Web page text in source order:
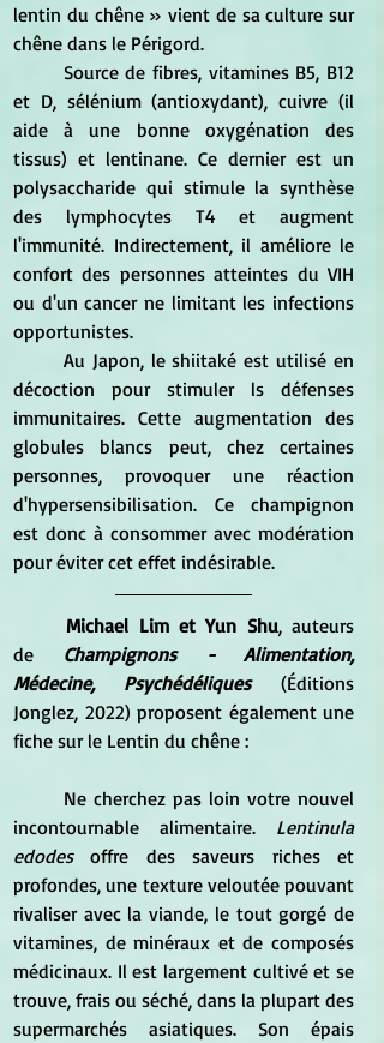
lentin du chêne » vient de sa culture sur
chêne dans le Périgord.
et D, sélénium (antioxydant), cuivre (il
aide à une bonne oxygénation des
tissus) et lentinane. Ce dernier est un
polysaccharide qui stimule la synthèse
des lymphocytes T4 et augment
l'immunité. Indirectement, il améliore le
confort des personnes atteintes du VIH
ou d'un cancer ne limitant les infections
opportunistes.
décoction pour stimuler ls défenses
immunitaires. Cette augmentation des
globules blancs peut, chez certaines
personnes, provoquer une réaction
d'hypersensibilisation. Ce champignon
est donc à consommer avec modération
pour éviter cet effet indésirable.
Michael Lim et Yun Shu, auteurs
de Champignons - Alimentation,
Médecine, Psychédéliques (Éditions
Jonglez, 2022) proposent également une
fiche sur le Lentin du chêne :
incontournable alimentaire. Lentinula
edodes offre des saveurs riches et
profondes, une texture veloutée pouvant
rivaliser avec la viande, le tout gorgé de
vitamines, de minéraux et de composés
médicinaux. Il est largement cultivé et se
trouve, frais ou séché, dans la plupart des
supermarchés asiatiques. Son épais